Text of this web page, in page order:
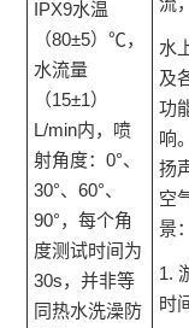
IPX9水温
（80±5）℃，
水流量
（15±1）
L/min内，喷
射角度：0°、
30°、60°、
90°，每个角
度测试时间为
30s，并非等
同热水洗澡防
水
及
功
响
扬
空
景：
1.
时